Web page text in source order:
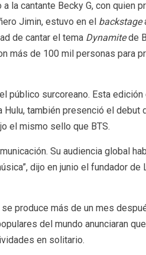
la cantante Becky G, con quien
Jimin, estuvo en el backstage
de cantar el tema Dynamitede
más de 100 mil personas para
público surcoreano. Esta edición
también presenció el debut
el mismo sello que BTS.
Su audiencia global
dijo en junio el fundador de
produce más de un mes
del mundo anunciaran
en solitario.